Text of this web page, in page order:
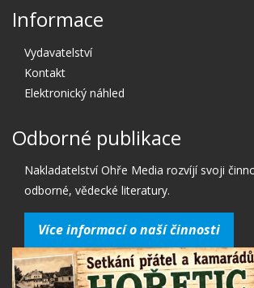
Informace
Vydavatelství
Kontakt
Elektronický náhled
Odborné publikace
Nakladatelství Ohře Media rozvíjí svoji
odborné, vědecké literatury.
Více informací o naší činnosti